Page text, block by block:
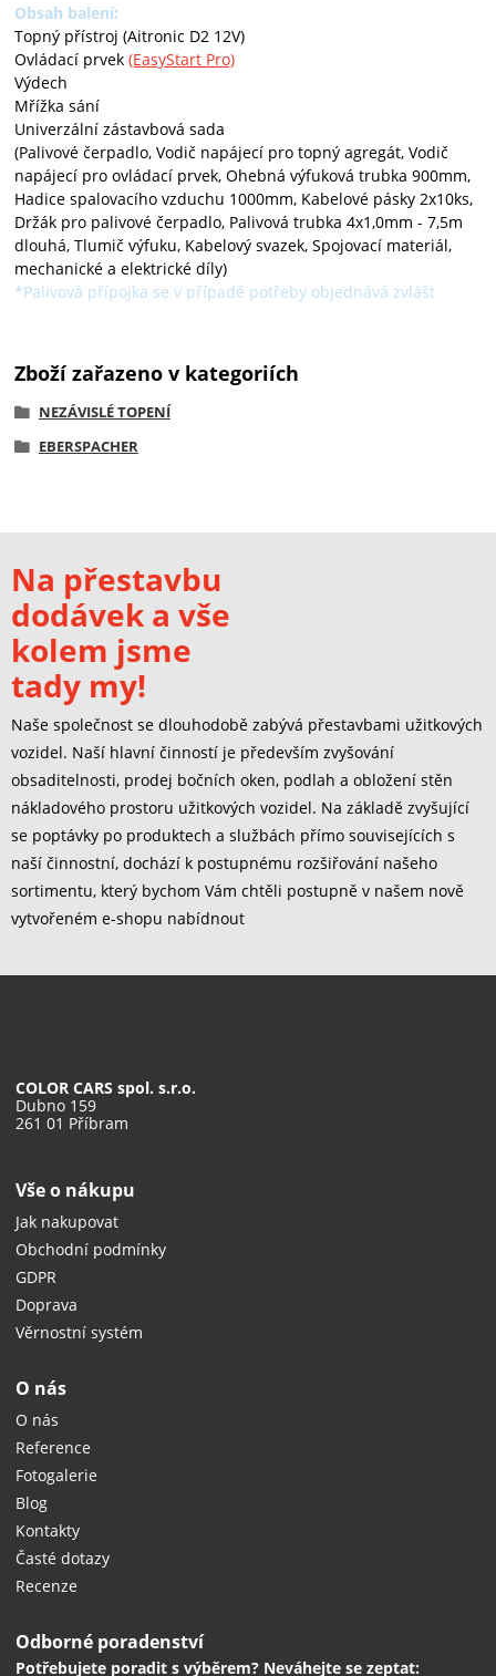
Obsah balení:
Topný přístroj (Aitronic D2 12V)
Ovládací prvek(EasyStart Pro)
Výdech
Mřížka sání
Univerzální zástavbová sada
(Palivové čerpadlo, Vodič napájecí pro topný agregát, Vodič
napájecí pro ovládací prvek, Ohebná výfuková trubka 900mm,
Hadice spalovacího vzduchu 1000mm, Kabelové pásky 2x10ks,
Držák pro palivové čerpadlo, Palivová trubka 4x1,0mm - 7,5m
dlouhá, Tlumič výfuku, Kabelový svazek, Spojovací materiál,
mechanické a elektrické díly)
*Palivová přípojka se v případě potřeby objednává zvlášt
Zboží zařazeno v kategoriích
NEZÁVISLÉ TOPENÍ
EBERSPACHER
Na přestavbu
dodávek a vše
kolem jsme
tady my!
Naše společnost se dlouhodobě zabývá přestavbami užitkových
vozidel. Naší hlavní činností je především zvyšování
obsaditelnosti, prodej bočních oken, podlah a obložení stěn
nákladového prostoru užitkových vozidel. Na základě zvyšující
se poptávky po produktech a službách přímo souvisejících s
naší činnostní, dochází k postupnému rozšiřování našeho
sortimentu, který bychom Vám chtěli postupně v našem nově
vytvořeném e-shopu nabídnout
COLOR CARS spol. s.r.o.
Dubno 159
261 01 Příbram
Vše o nákupu
Jak nakupovat
Obchodní podmínky
GDPR
Doprava
Věrnostní systém
O nás
O nás
Reference
Fotogalerie
Blog
Kontakty
Časté dotazy
Recenze
Odborné poradenství
Potřebujete poradit s výběrem? Neváhejte se zeptat: